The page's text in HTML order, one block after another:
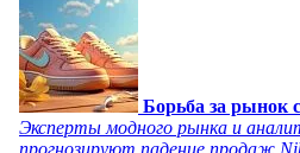
Борьба за рынок
Эксперты модного рынка и
прогнозируют падение продаж